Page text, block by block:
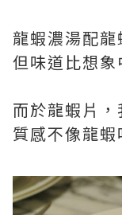
龍蝦濃湯配龍
但味道比想
而於龍蝦片，
質感不像龍蝦